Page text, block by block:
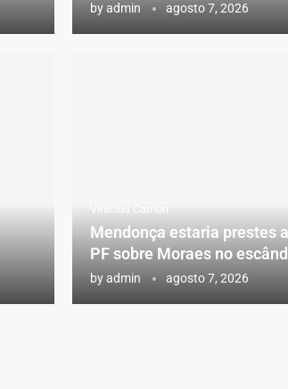
byadmin agosto 7, 2026
Vinicius Carrion
Mendonça estaria prestes
PF sobre Moraes no
byadmin agosto 7, 2026